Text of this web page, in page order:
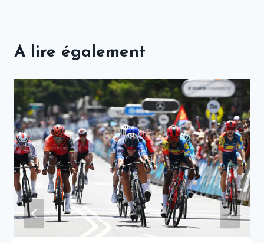
A lire également